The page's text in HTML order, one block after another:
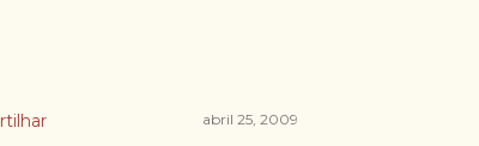
abril 25, 2009